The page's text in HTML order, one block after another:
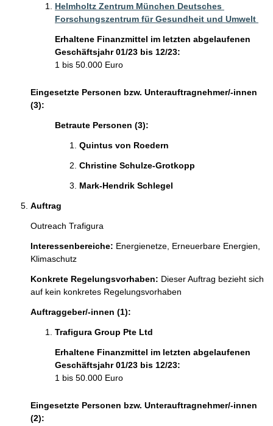
Helmholtz Zentrum München Deutsches
Forschungszentrum für Gesundheit und Umwelt
Erhaltene Finanzmittel im letzten abgelaufenen
Geschäftsjahr 01/23 bis 12/23:
1 bis 50.000 Euro
Eingesetzte Personen bzw. Unterauftragnehmer/-innen
(3):
Betraute Personen (3):
Quintus von Roedern
Christine Schulze-Grotkopp
Mark-Hendrik Schlegel
Auftrag
Outreach Trafigura
Interessenbereiche: Energienetze, Erneuerbare Energien,
Klimaschutz
Konkrete Regelungsvorhaben: Dieser Auftrag bezieht sich
auf kein konkretes Regelungsvorhaben
Auftraggeber/-innen (1):
Trafigura Group Pte Ltd
Erhaltene Finanzmittel im letzten abgelaufenen
Geschäftsjahr 01/23 bis 12/23:
1 bis 50.000 Euro
Eingesetzte Personen bzw. Unterauftragnehmer/-innen
(2):